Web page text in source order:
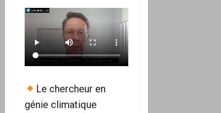
Le chercheur en
génie climatique